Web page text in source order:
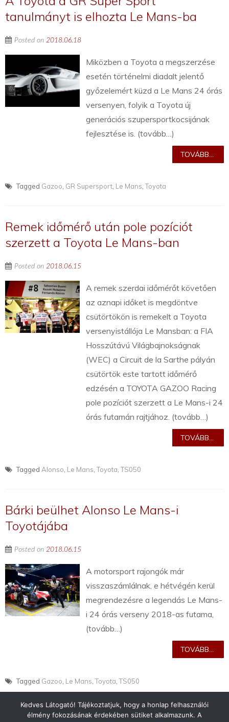
tanulmányt is elhozta Le Mans-ba
Posted on 2018.06.18
Miközben a Toyota a megszerzése
esetén történelmi diadalt jelentő
győzelemért küzd a Le Mans 24 órás
versenyen, folyik a Toyota új
generációs szupersportkocsijának
fejlesztése is. (tovább…)
TOVÁBB...
Tagged Gazoo GR Supersport Le Mans ,Toyota
Remek időmérő után pole pozíciót
szerzett a Toyota Le Mans-ban
Posted on 2018.06.15
A remek szerdai időmérőt követően
az aznapi időket is megdöntve
csütörtökön is remekelt a Toyota
versenyistállója Le Mansban: a FIA
Hosszútávú Világbajnokságnak
(WEC) a Circuit de la Sarthe pályán
csütörtök este tartott időmérő
edzésén a TOYOTA GAZOO Racing
pole pozíciót szerzett a Le Mans-i 24
órás futamán rajtjához. (tovább…)
TOVÁBB...
Tagged Alonso Le Mans ,Toyota ,TS050
Bárki beülhet Alonso Le Mans-i
Toyotájába
Posted on 2018.06.15
A motorsport rajongók már
visszaszámlálnak, e hétvégén kerül
megrendezésre a legendás Le Mans-
i 24 órás verseny 2018-as futama,
(tovább…)
TOVÁBB...
Tagged Gazoo Le Mans ,Toyota ,TS050
Kedves Látogató! Tájékoztatjuk, hogy a honlap felhasználói
élmény fokozásának érdekében sütiket alkalmazunk. A